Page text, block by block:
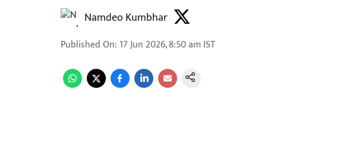
Namdeo Kumbhar
Published On: 17 Jun 2026, 8:50 am IST